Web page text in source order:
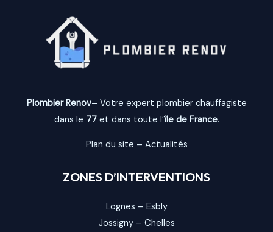
Plombier Renov– Votre expert plombier chauffagiste
dans le 77et dans toute l’île de France.
Plan du site – Actualités
ZONES D’INTERVENTIONS
Lognes – Esbly
Jossigny– Chelles